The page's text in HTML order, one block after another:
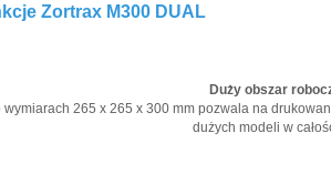
Zortrax M300 DUAL
Duży obszar
wymiarach 265 x 265 x 300 mm pozwala na
dużych modeli w